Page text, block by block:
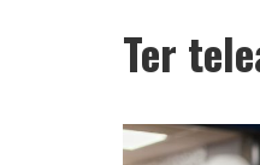
Ter